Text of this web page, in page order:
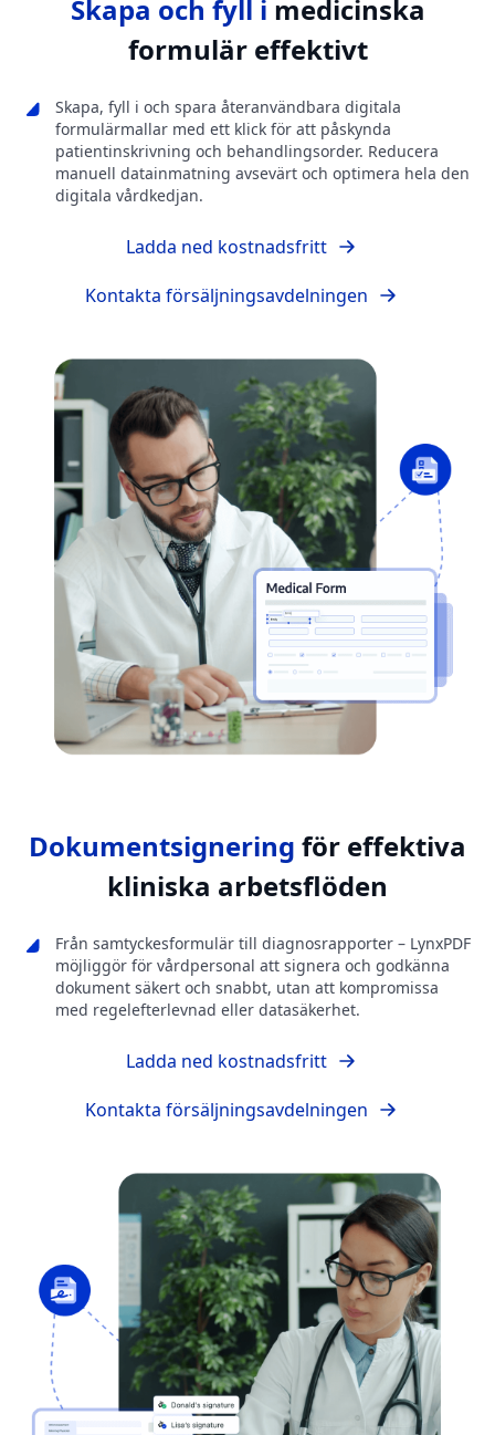
Skapa och fyll i medicinska
formulär effektivt
Skapa, fyll i och spara återanvändbara digitala
formulärmallar med ett klick för att påskynda
patientinskrivning och behandlingsorder. Reducera
manuell datainmatning avsevärt och optimera hela den
digitala vårdkedjan.
Ladda ned kostnadsfritt
Kontakta försäljningsavdelningen
Dokumentsignering för effektiva
kliniska arbetsflöden
Från samtyckesformulär till diagnosrapporter – LynxPDF
möjliggör för vårdpersonal att signera och godkänna
dokument säkert och snabbt, utan att kompromissa
med regelefterlevnad eller datasäkerhet.
Ladda ned kostnadsfritt
Kontakta försäljningsavdelningen